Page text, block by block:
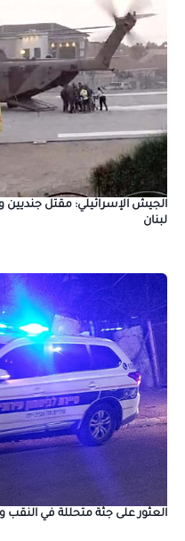
لبنان
العثور على جثة متحللة في النقب